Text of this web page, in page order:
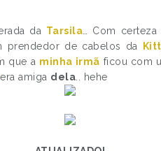
da Tarsila … Com
prendedor de cabelos da
que a minha irmã ficou com
era amiga dela .. hehe